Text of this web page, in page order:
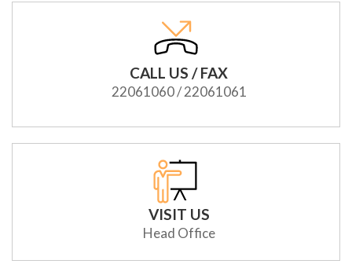
CALL US / FAX
22061060 / 22061061
VISIT US
Head Office